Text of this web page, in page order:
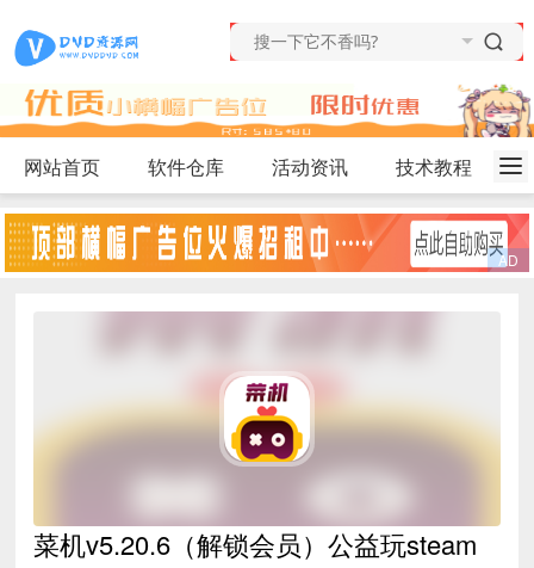
网站首页 软件仓库 活动资讯 技术教程
菜机v5.20.6（解锁会员）公益玩steam